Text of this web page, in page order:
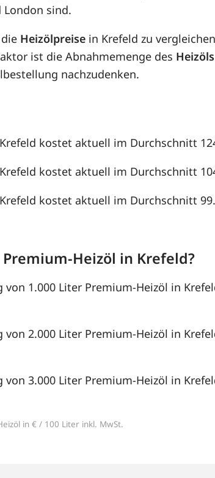
London sind.
Heizölpreise in Krefeld zu
ist die Abnahmemenge des Heizöls
nachzudenken.
kostet aktuell im Durchschnitt
kostet aktuell im Durchschnitt
kostet aktuell im Durchschnitt
Heizöl in Krefeld?
von 1.000 Liter Premium-Heizöl in
von 2.000 Liter Premium-Heizöl in
von 3.000 Liter Premium-Heizöl in
in € / 100 Liter inkl. MwSt.